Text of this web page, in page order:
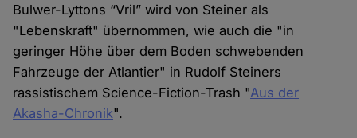
Bulwer-Lyttons “Vril” wird von Steiner als
"Lebenskraft" übernommen, wie auch die "in
geringer Höhe über dem Boden schwebenden
Fahrzeuge der Atlantier" in Rudolf Steiners
rassistischem Science-Fiction-Trash "Aus der
Akasha-Chronik".